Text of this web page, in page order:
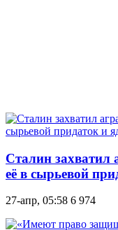
Сталин захватил
её в сырьевой
27-апр, 05:58 6 974